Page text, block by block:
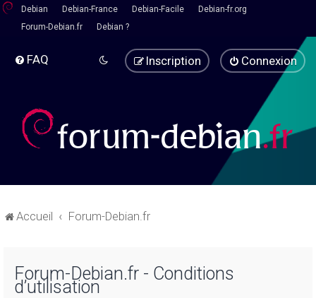
Debian Debian-France Debian-Facile
Debian-fr.org
Forum-Debian.fr
Debian ?
FAQ Connexion
Inscription
Accueil Forum-Debian.fr
Forum-Debian.fr - Conditions
d’utilisation